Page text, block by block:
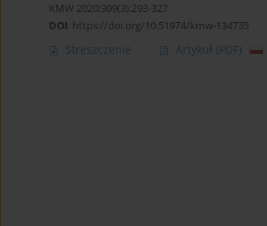
KMW 2020;309(3):293-327
DOI: https://doi.org/10.51974/kmw-134735
Streszczenie Artykuł (PDF)